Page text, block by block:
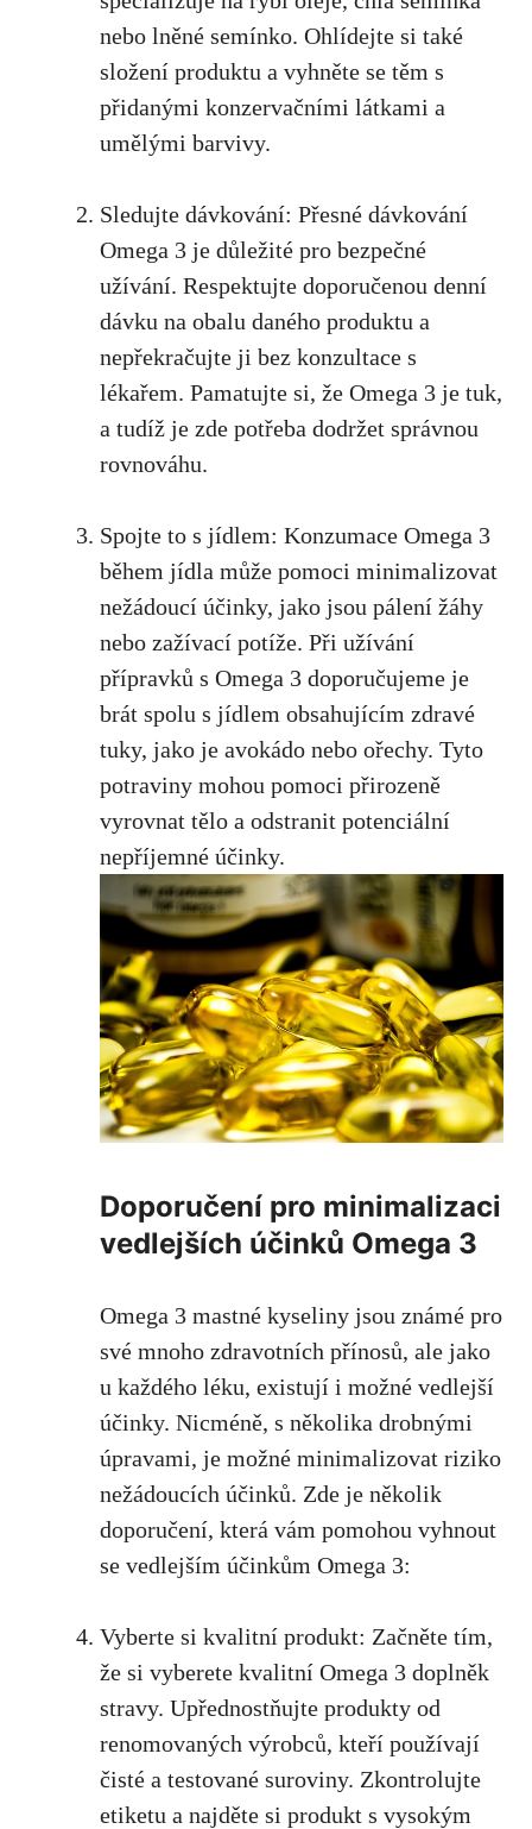
nebo lněné semínko. Ohlídejte si také
⁤složení produktu⁣ a vyhněte se těm s⁢
přidanými ⁣konzervačními látkami ​a
⁣umělými barvivy.
Sledujte dávkování: Přesné dávkování
Omega⁢ 3 je důležité pro​ bezpečné
užívání. Respektujte doporučenou denní
dávku na obalu daného ⁣produktu a⁣
nepřekračujte ji bez konzultace s
⁢lékařem. Pamatujte si, že Omega ⁤3 je tuk,
a ‌tudíž je ‌zde ⁤potřeba dodržet správnou
rovnováhu.
Spojte to s jídlem: Konzumace Omega ⁢3
‍během jídla může ‍pomoci minimalizovat
nežádoucí účinky, jako⁤ jsou pálení žáhy⁢
nebo zažívací potíže. Při‌ užívání
přípravků s Omega 3 doporučujeme je
brát⁢ spolu s jídlem obsahujícím⁣ zdravé
tuky, jako​ je ‍avokádo nebo‍ ořechy. Tyto
potraviny mohou pomoci přirozeně
vyrovnat tělo ⁤a odstranit ⁢potenciální‌
nepříjemné účinky.
Doporučení pro⁢ minimalizaci
vedlejších účinků Omega 3
Omega 3 mastné kyseliny⁤ jsou známé ⁢pro
své mnoho ‍zdravotních přínosů, ale jako
u ⁣každého léku, existují ‌i možné vedlejší
účinky. Nicméně, s několika drobnými
úpravami, je možné minimalizovat riziko
nežádoucích⁣ účinků. Zde ⁣je několik
doporučení, která vám pomohou vyhnout
se vedlejším⁤ účinkům Omega 3:
Vyberte‍ si kvalitní produkt: Začněte tím,
⁣že si ‍vyberete⁤ kvalitní Omega 3 doplněk
stravy. Upřednostňujte produkty ‍od
renomovaných ⁢výrobců, kteří používají
⁣čisté ⁤a testované suroviny. Zkontrolujte⁢
etiketu a najděte si produkt s vysokým